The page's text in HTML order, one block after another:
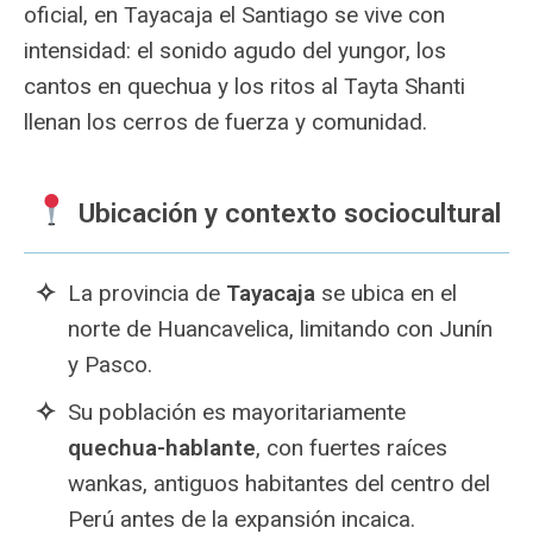
oficial, en Tayacaja el Santiago se vive con
intensidad: el sonido agudo del yungor, los
cantos en quechua y los ritos al Tayta Shanti
llenan los cerros de fuerza y comunidad.
Ubicación y contexto sociocultural
La provincia de Tayacaja se ubica en el
norte de Huancavelica, limitando con Junín
y Pasco.
Su población es mayoritariamente
quechua-hablante, con fuertes raíces
wankas, antiguos habitantes del centro del
Perú antes de la expansión incaica.